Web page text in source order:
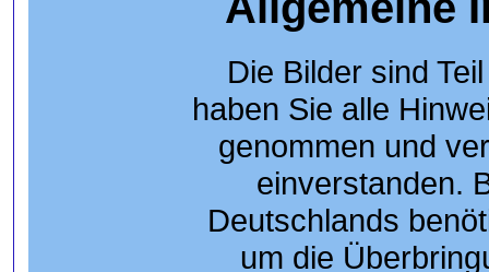
Die Bilder sind
haben Sie alle
genommen und
einverstanden.
Deutschlands
um die